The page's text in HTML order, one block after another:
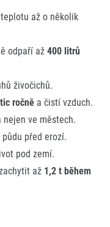
až o několik
odpaří až400 litrů
živočichů.
ročně a čistí vzduch.
ve městech.
před erozí.
pod zemí.
až 1,2 t během